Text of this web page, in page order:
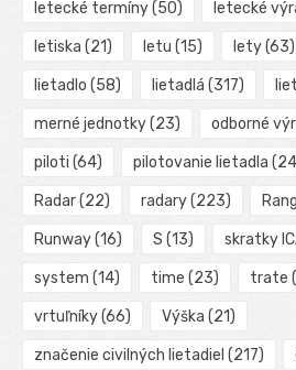
letecké termíny(50) letecké
letiska (21) letu (15) lety(63)
lietadlo (58) lietadlá (317)
merné jednotky(23) odborné
piloti (64) pilotovanie lietadla
Radar(22) radary(223)
Runway(16) S (13) skratky
system (14) time (23) trate
vrtuľníky(66) Výška (21)
značenie civilných lietadiel (217)